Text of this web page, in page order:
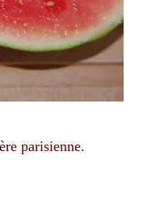
parisienne.